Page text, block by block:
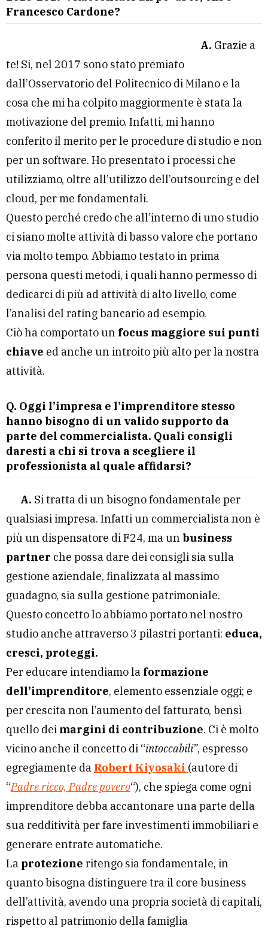
Francesco Cardone?
A. Grazie a
te! Si, nel 2017 sono stato premiato
dall’Osservatorio del Politecnico di Milano e la
cosa che mi ha colpito maggiormente è stata la
motivazione del premio. Infatti, mi hanno
conferito il merito per le procedure di studio e non
per un software. Ho presentato i processi che
utilizziamo, oltre all’utilizzo dell’outsourcing e del
cloud, per me fondamentali.
Questo perché credo che all’interno di uno studio
ci siano molte attività di basso valore che portano
via molto tempo. Abbiamo testato in prima
persona questi metodi, i quali hanno permesso di
dedicarci di più ad attività di alto livello, come
l’analisi del rating bancario ad esempio.
Ciò ha comportato un focus maggiore sui punti
chiave ed anche un introito più alto per la nostra
attività.
Q. Oggi l’impresa e l’imprenditore stesso
hanno bisogno di un valido supporto da
parte del commercialista. Quali consigli
daresti a chi si trova a scegliere il
professionista al quale affidarsi?
A. Si tratta di un bisogno fondamentale per
qualsiasi impresa. Infatti un commercialista non è
più un dispensatore di F24, ma un business
partner che possa dare dei consigli sia sulla
gestione aziendale, finalizzata al massimo
guadagno, sia sulla gestione patrimoniale.
Questo concetto lo abbiamo portato nel nostro
studio anche attraverso 3 pilastri portanti: educa,
cresci, proteggi.
Per educare intendiamo la formazione
dell’imprenditore, elemento essenziale oggi; e
per crescita non l’aumento del fatturato, bensì
quello dei margini di contribuzione. Ci è molto
vicino anche il concetto di “intoccabili”, espresso
egregiamente da Robert Kiyosaki (autore di
“Padre ricco, Padre povero“), che spiega come ogni
imprenditore debba accantonare una parte della
sua redditività per fare investimenti immobiliari e
generare entrate automatiche.
La protezione ritengo sia fondamentale, in
quanto bisogna distinguere tra il core business
dell’attività, avendo una propria società di capitali,
rispetto al patrimonio della famiglia